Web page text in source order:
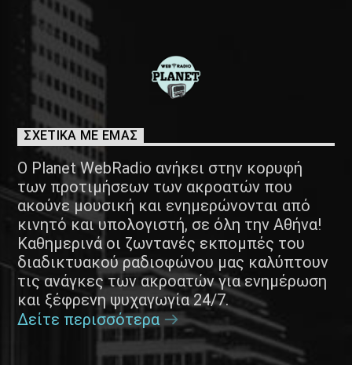
ΣΧΕΤΙΚΑ ΜΕ ΕΜΑΣ
Ο Planet WebRadio ανήκει στην κορυφή
των προτιμήσεων των ακροατών που
ακούνε μουσική και ενημερώνονται από
κινητό και υπολογιστή, σε όλη την Αθήνα!
Καθημερινά οι ζωντανές εκπομπές του
διαδικτυακού ραδιοφώνου μας καλύπτουν
τις ανάγκες των ακροατών για ενημέρωση
και ξέφρενη ψυχαγωγία 24/7.
Δείτε περισσότερα